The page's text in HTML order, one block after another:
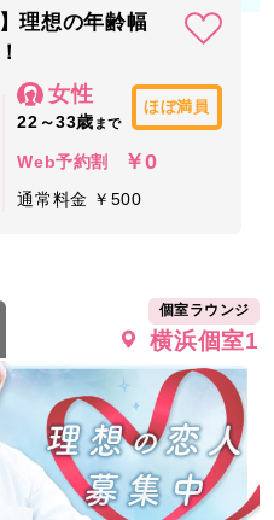
理想の年齢幅
女性
22～33歳 まで
ほぼ満員
Web予約割 ￥0
通常料金 ￥500
個室ラウンジ
横浜個室1